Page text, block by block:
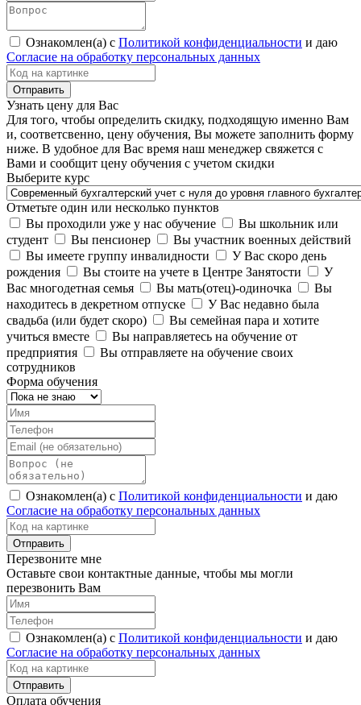
Ознакомлен(а) с Политикой конфиденциальности и даю
Согласие на обработку персональных данных
Узнать цену для Вас
Для того, чтобы определить скидку, подходящую именно Вам
и, соответсвенно, цену обучения, Вы можете заполнить форму
ниже. В удобное для Вас время наш менеджер свяжется с
Вами и сообщит цену обучения с учетом скидки
Выберите курс
Отметьте один или несколько пунктов
Вы проходили уже у нас обучение
Вы школьник или
студент
Вы пенсионер
Вы участник военных действий
Вы имеете группу инвалидности
У Вас скоро день
рождения
Вы стоите на учете в Центре Занятости
У
Вас многодетная семья
Вы мать(отец)-одиночка
Вы
находитесь в декретном отпуске
У Вас недавно была
свадьба (или будет скоро)
Вы семейная пара и хотите
учиться вместе
Вы направляетесь на обучение от
предприятия
Вы отправляете на обучение своих
сотрудников
Форма обучения
Ознакомлен(а) с Политикой конфиденциальности и даю
Согласие на обработку персональных данных
Перезвоните мне
Оставьте свои контактные данные, чтобы мы могли
перезвонить Вам
Ознакомлен(а) с Политикой конфиденциальности и даю
Согласие на обработку персональных данных
Оплата обучения